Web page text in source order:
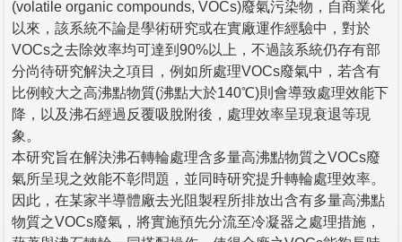
(volatile organic compounds, VOCs)廢氣污染物，自商業化
以來，該系統不論是學術研究或在實廠運作經驗中，對於
VOCs之去除效率均可達到90%以上，不過該系統仍存有部
分尚待研究解決之項目，例如所處理VOCs廢氣中，若含有
比例較大之高沸點物質(沸點大於140℃)則會導致處理效能下
降，以及沸石經過反覆吸脫附後，處理效率呈現衰退等現
象。
本研究旨在解決沸石轉輪處理含多量高沸點物質之VOCs廢
氣所呈現之效能不彰問題，並同時研究提升轉輪處理效率。
因此，在某家半導體廠去光阻製程所排放出含有多量高沸點
物質之VOCs廢氣，將實施預先分流至冷凝器之處理措施，